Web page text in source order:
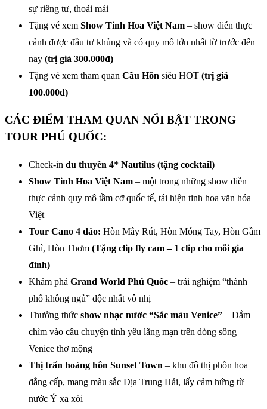
sự riêng tư, thoải mái
Tặng vé xem Show Tinh Hoa Việt Nam – show diễn thực
cảnh được đầu tư khủng và có quy mô lớn nhất từ trước đến
nay (trị giá 300.000đ)
Tặng vé xem tham quan Cầu Hôn siêu HOT (trị giá
100.000đ)
CÁC ĐIỂM THAM QUAN NỔI BẬT TRONG
TOUR PHÚ QUỐC:
Check-in du thuyền 4* Nautilus (tặng cocktail)
Show Tinh Hoa Việt Nam – một trong những show diễn
thực cảnh quy mô tầm cỡ quốc tế, tái hiện tinh hoa văn hóa
Việt
Tour Cano 4 đảo: Hòn Mây Rút, Hòn Móng Tay, Hòn Gầm
Ghì, Hòn Thơm (Tặng clip fly cam – 1 clip cho mỗi gia
đình)
Khám phá Grand World Phú Quốc – trải nghiệm “thành
phố không ngủ” độc nhất vô nhị
Thưởng thức show nhạc nước “Sắc màu Venice” – Đắm
chìm vào câu chuyện tình yêu lãng mạn trên dòng sông
Venice thơ mộng
Thị trấn hoàng hôn Sunset Town – khu đô thị phồn hoa
đẳng cấp, mang màu sắc Địa Trung Hải, lấy cảm hứng từ
nước Ý xa xôi